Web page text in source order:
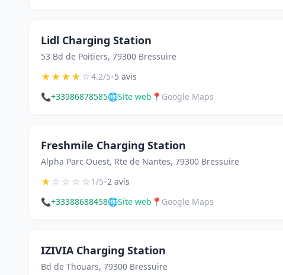
Lidl Charging Station
53 Bd de Poitiers, 79300 Bressuire
★★★★☆4.2/5•5 avis
📞+33986878585🌐Site web 📍 Google Maps
Freshmile Charging Station
Alpha Parc Ouest, Rte de Nantes, 79300 Bressuire
★☆☆☆☆1/5•2 avis
📞+33388688458🌐Site web 📍 Google Maps
IZIVIA Charging Station
Bd de Thouars, 79300 Bressuire